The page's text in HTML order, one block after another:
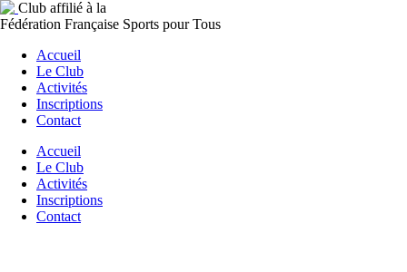
Club affilié à la
Fédération Française Sports pour Tous
Accueil
Le Club
Activités
Inscriptions
Contact
Accueil
Le Club
Activités
Inscriptions
Contact